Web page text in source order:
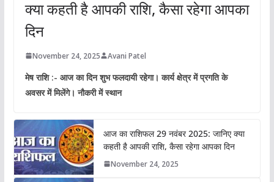
क्या कहती है आपकी राशि, कैसा रहेगा आपका
दिन
November 24, 2025 Avani Patel
मेष राशि :- आज का दिन शुभ फलदायी रहेगा। कार्य क्षेत्र में प्रगति के
अवसर में मिलेंगे। नौकरी में स्थान
आज का राशिफल 29 नवंबर 2025: जानिए क्या
कहती है आपकी राशि, कैसा रहेगा आपका दिन
November 24, 2025